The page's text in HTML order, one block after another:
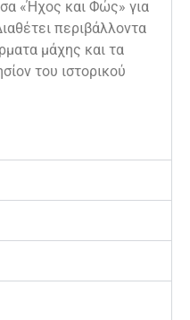
«Ήχος και Φώς» για
περιβάλλοντα
μάχης και τα
του ιστορικού